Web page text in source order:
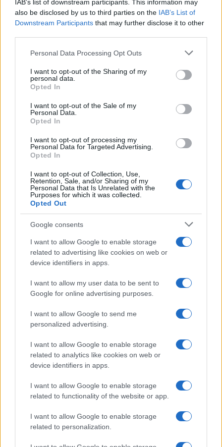
IAB’s list of downstream participants. This information may
also be disclosed by us to third parties on the IAB’s List of
Downstream Participants that may further disclose it to other
Please note that this website/app uses one or more Google
not limited to your visit or usage behaviour. You may click to
grant or deny consent to Google and its third-party tags to
use your data for below specified purposes in below Google
consent section.
Personal Data Processing Opt Outs
I want to opt-out of the Sharing of my
personal data.
Opted In
I want to opt-out of the Sale of my
Personal Data.
Opted In
I want to opt-out of processing my
Personal Data for Targeted Advertising.
Opted In
I want to opt-out of Collection, Use,
Retention, Sale, and/or Sharing of my
Personal Data that Is Unrelated with the
Purposes for which it was collected.
Opted Out
Google consents
I want to allow Google to enable storage
related to advertising like cookies on web or
device identifiers in apps.
I want to allow my user data to be sent to
Google for online advertising purposes.
I want to allow Google to send me
personalized advertising.
I want to allow Google to enable storage
related to analytics like cookies on web or
device identifiers in apps.
I want to allow Google to enable storage
related to functionality of the website or app.
I want to allow Google to enable storage
related to personalization.
“A jobb keze nem működik” –
édesanyja
„Volt egy olyan pillanat, amit úgy
is nevezhetnénk, hogy
magamnak, hogy megbékéltem a
halállal, hogy készen állok rá”
– emlékezett vissza.
Wenkert ekkor felállt, kilépett és odakiáltott
a támadóknak, hogy lőjék le. De nem tették,
és amikor azt parancsolták neki, hogy
kövesse őket, rájött, hogy elrabolták. Lábát
és kezét megkötözték, és egy kisteherautó
hátuljába tették.
„Egy bizonyos ponton eléritek a lakottabb
területeket, ahol sok ember van. Elkezdesz
hirtelen sok embert látni magad fölött, akik
téglával, rudakkal, feszítővasakkal és
mindennel, amivel meg lehet ütni, bántanak
téged.
És gyerekeket a vállukon – hároméves
gyerekeket az apjuk vállán, akik megütnek